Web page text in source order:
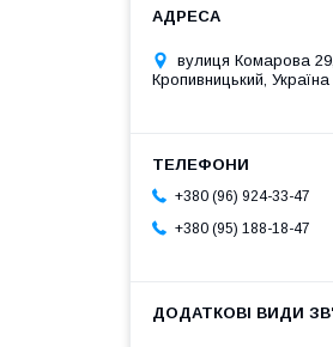
вулиця Комарова 29,
Кропивницький, Україна
+380 (96) 924-33-47
+380 (95) 188-18-47